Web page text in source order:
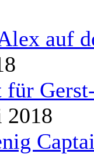
auf
für
2018